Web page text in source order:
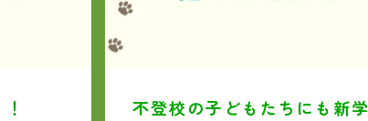
不登校の子どもたちにも新学